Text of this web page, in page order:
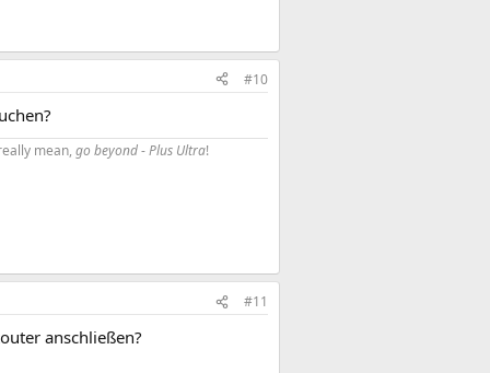
#10
mean, go beyond-Plus Ultra!​
#11
anschließen?